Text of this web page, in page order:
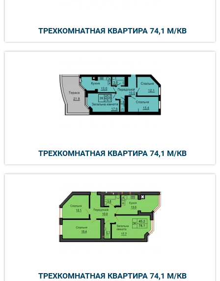
ТРЕХКОМНАТНАЯ КВАРТИРА 74,1 М/КВ
ТРЕХКОМНАТНАЯ КВАРТИРА 74,1 М/КВ
ТРЕХКОМНАТНАЯ КВАРТИРА 74,1 М/КВ